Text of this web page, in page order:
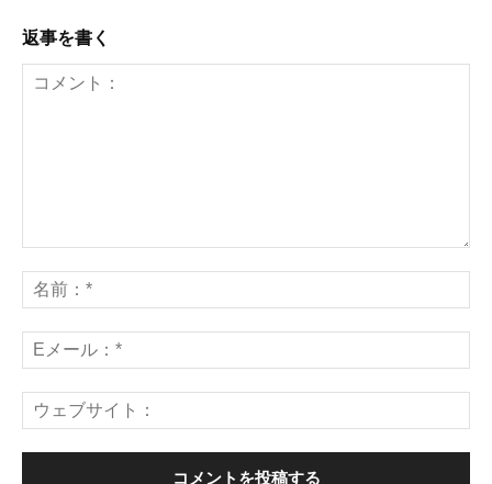
返事を書く